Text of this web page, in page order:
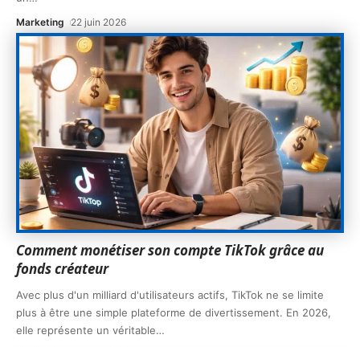
Marketing 22 juin 2026
Comment monétiser son compte TikTok grâce au
fonds créateur
Avec plus d'un milliard d'utilisateurs actifs, TikTok ne se limite
plus à être une simple plateforme de divertissement. En 2026,
elle représente un véritable…